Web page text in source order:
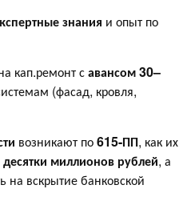
знания и опыт по
кап.ремонт савансом 30–
(фасад, кровля,
возникают по615-ПП, как их
миллионов рублей, а
на вскрытие банковской